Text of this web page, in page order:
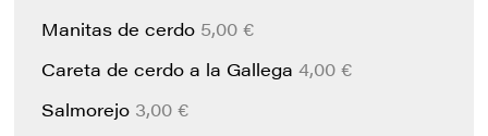
Manitas de cerdo 5,00 €
Careta de cerdo a la Gallega4,00 €
Salmorejo 3,00 €